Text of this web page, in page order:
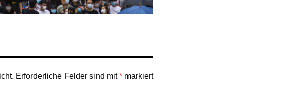
Erforderliche Felder sind mit* markiert